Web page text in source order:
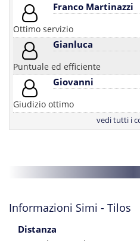
Franco Martinazzi
Ottimo servizio
Gianluca
Puntuale ed efficiente
Giovanni
Giudizio ottimo
vedi tutti i
Informazioni Simi - Tilos
Distanza